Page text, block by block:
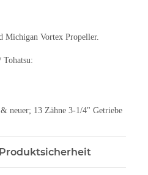
Michigan Vortex Propeller.
Tohatsu:
neuer; 13 Zähne 3-1/4" Getriebe